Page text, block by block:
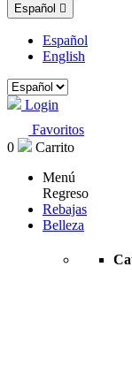
Español 
Español
English
Login
Favoritos
0
Carrito
Menú
Regreso
Rebajas
Belleza